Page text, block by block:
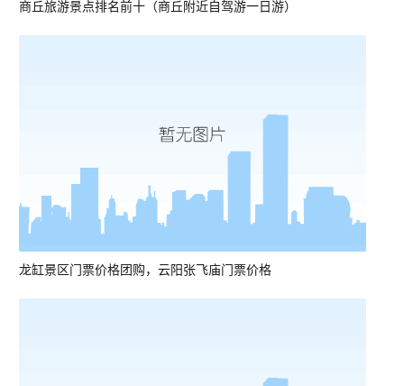
商丘旅游景点排名前十（商丘附近自驾游一日游）
龙缸景区门票价格团购，云阳张飞庙门票价格